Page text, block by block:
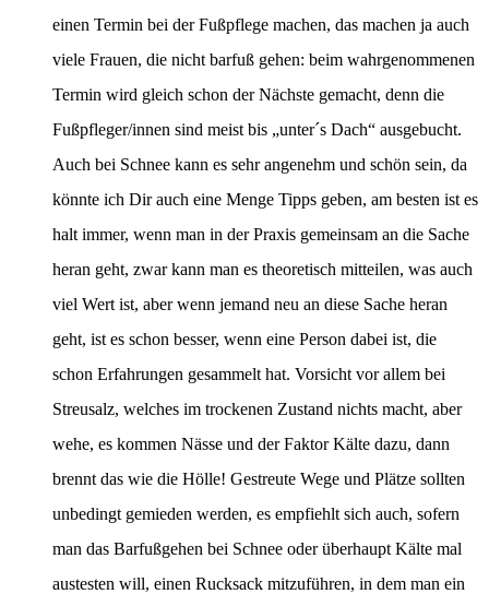
einen Termin bei der Fußpflege machen, das machen ja auch
viele Frauen, die nicht barfuß gehen: beim wahrgenommenen
Termin wird gleich schon der Nächste gemacht, denn die
Fußpfleger/innen sind meist bis „unter´s Dach“ ausgebucht.
Auch bei Schnee kann es sehr angenehm und schön sein, da
könnte ich Dir auch eine Menge Tipps geben, am besten ist es
halt immer, wenn man in der Praxis gemeinsam an die Sache
heran geht, zwar kann man es theoretisch mitteilen, was auch
viel Wert ist, aber wenn jemand neu an diese Sache heran
geht, ist es schon besser, wenn eine Person dabei ist, die
schon Erfahrungen gesammelt hat. Vorsicht vor allem bei
Streusalz, welches im trockenen Zustand nichts macht, aber
wehe, es kommen Nässe und der Faktor Kälte dazu, dann
brennt das wie die Hölle! Gestreute Wege und Plätze sollten
unbedingt gemieden werden, es empfiehlt sich auch, sofern
man das Barfußgehen bei Schnee oder überhaupt Kälte mal
austesten will, einen Rucksack mitzuführen, in dem man ein